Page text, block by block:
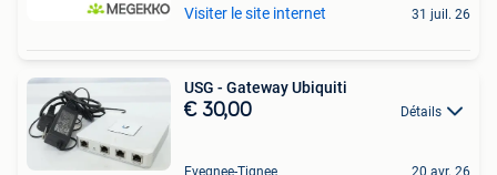
Visiter le site internet 31 juil. 26
USG - Gateway Ubiquiti
€ 30,00 Détails
Evegnee-Tignee 20 avr. 26